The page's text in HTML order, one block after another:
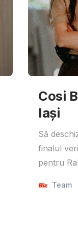
Cosi
Iași
Să
finalul
pentru
Team